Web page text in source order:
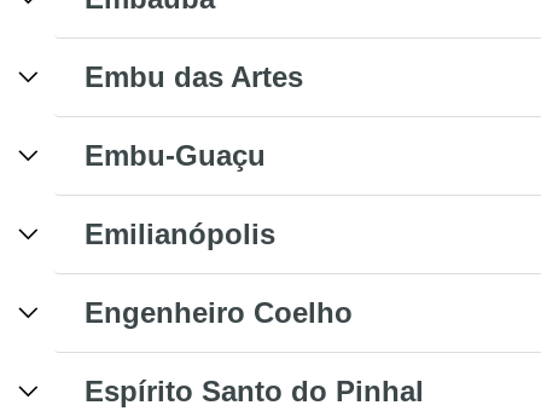
Embu das Artes
Embu-Guaçu
Emilianópolis
Engenheiro Coelho
Espírito Santo do Pinhal